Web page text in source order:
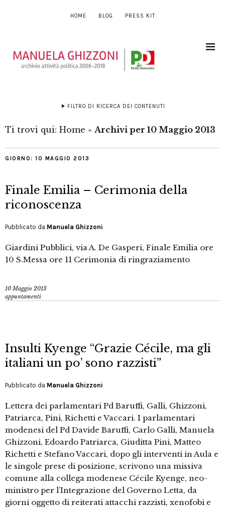
HOME BLOG PRESS KIT
FILTRO DI RICERCA DEI CONTENUTI
Ti trovi qui: Home » Archivi per 10 Maggio 2013
GIORNO: 10 MAGGIO 2013
Finale Emilia – Cerimonia della
riconoscenza
Pubblicato da Manuela Ghizzoni
Giardini Pubblici, via A. De Gasperi, Finale Emilia ore
10 S.Messa ore 11 Cerimonia di ringraziamento
10 Maggio 2013
appuntamenti
Insulti Kyenge “Grazie Cécile, ma gli
italiani un po’ sono razzisti”
Pubblicato da Manuela Ghizzoni
Lettera dei parlamentari Pd Baruffi, Galli, Ghizzoni,
Patriarca, Pini, Richetti e Vaccari. I parlamentari
modenesi del Pd Davide Baruffi, Carlo Galli, Manuela
Ghizzoni, Edoardo Patriarca, Giuditta Pini, Matteo
Richetti e Stefano Vaccari, dopo gli interventi in Aula e
le singole prese di posizione, scrivono una missiva
comune alla collega modenese Cécile Kyenge, neo-
ministro per l’Integrazione del Governo Letta, da
giorni oggetto di reiterati attacchi razzisti, xenofobi e